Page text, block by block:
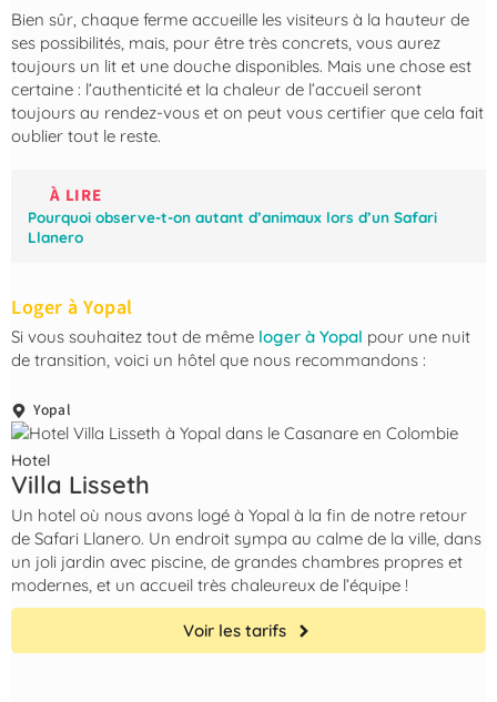
Bien sûr, chaque ferme accueille les visiteurs à la hauteur de
ses possibilités, mais, pour être très concrets, vous aurez
toujours un lit et une douche disponibles. Mais une chose est
certaine : l’authenticité et la chaleur de l’accueil seront
toujours au rendez-vous et on peut vous certifier que cela fait
oublier tout le reste.
À LIRE
Pourquoi observe-t-on autant d’animaux lors d’un Safari
Llanero
Loger à Yopal
Si vous souhaitez tout de même loger à Yopal pour une nuit
de transition, voici un hôtel que nous recommandons :
Yopal
Hotel
Villa Lisseth
Un hotel où nous avons logé à Yopal à la fin de notre retour
de Safari Llanero. Un endroit sympa au calme de la ville, dans
un joli jardin avec piscine, de grandes chambres propres et
modernes, et un accueil très chaleureux de l’équipe !
Voir les tarifs